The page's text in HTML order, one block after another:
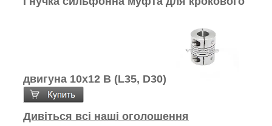
двигуна 10х12 В (L35, D30)
Дивіться всі наші оголошення